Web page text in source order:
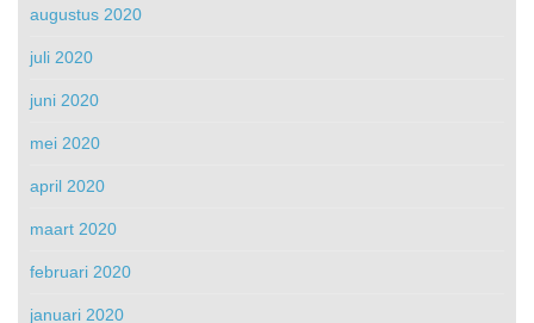
augustus 2020
juli 2020
juni 2020
mei 2020
april 2020
maart 2020
februari 2020
januari 2020